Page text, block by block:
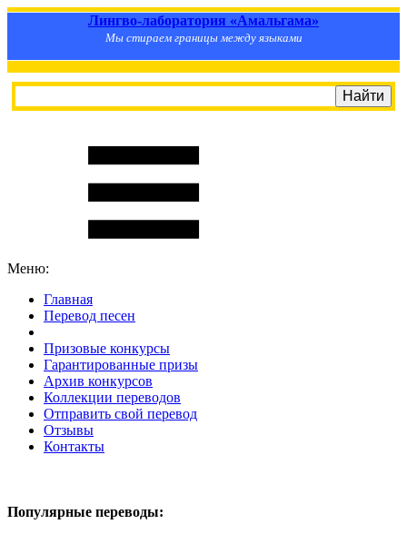
Лингво-лаборатория «Амальгама»
Мы стираем границы между языками
Меню:
Главная
Перевод песен
Призовые конкурсы
Гарантированные призы
Архив конкурсов
Коллекции переводов
Отправить свой перевод
Отзывы
Контакты
Популярные переводы: